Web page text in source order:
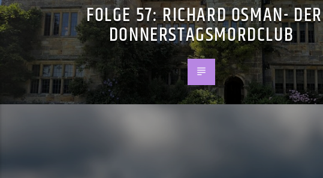
FOLGE 57: RICHARD OSMAN- DER
DONNERSTAGSMORDCLUB